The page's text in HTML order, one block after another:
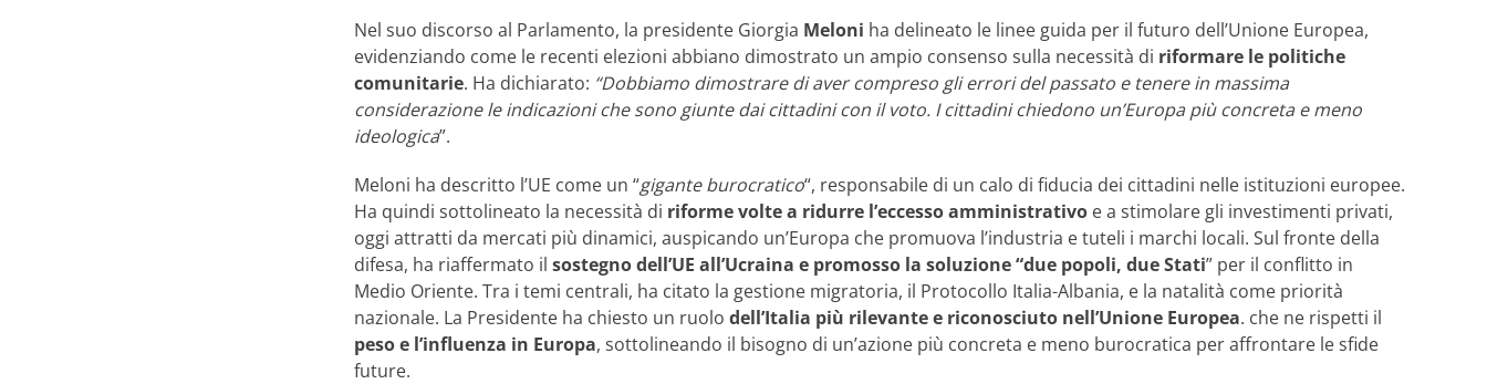
Nel suo discorso al Parlamento, la presidente Giorgia Meloni ha delineato le linee guida per il futuro dell’Unione Europea,
evidenziando come le recenti elezioni abbiano dimostrato un ampio consenso sulla necessità di riformare le politiche
comunitarie. Ha dichiarato: “Dobbiamo dimostrare di aver compreso gli errori del passato e tenere in massima
considerazione le indicazioni che sono giunte dai cittadini con il voto. I cittadini chiedono un’Europa più concreta e meno
ideologica”.
Meloni ha descritto l’UE come un “gigante burocratico“, responsabile di un calo di fiducia dei cittadini nelle istituzioni europee.
Ha quindi sottolineato la necessità di riforme volte a ridurre l’eccesso amministrativo e a stimolare gli investimenti privati,
oggi attratti da mercati più dinamici, auspicando un’Europa che promuova l’industria e tuteli i marchi locali. Sul fronte della
difesa, ha riaffermato il sostegno dell’UE all’Ucraina e promosso la soluzione “due popoli, due Stati” per il conflitto in
Medio Oriente. Tra i temi centrali, ha citato la gestione migratoria, il Protocollo Italia-Albania, e la natalità come priorità
nazionale. La Presidente ha chiesto un ruolo dell’Italia più rilevante e riconosciuto nell’Unione Europea. che ne rispetti il
peso e l’influenza in Europa, sottolineando il bisogno di un’azione più concreta e meno burocratica per affrontare le sfide
future.